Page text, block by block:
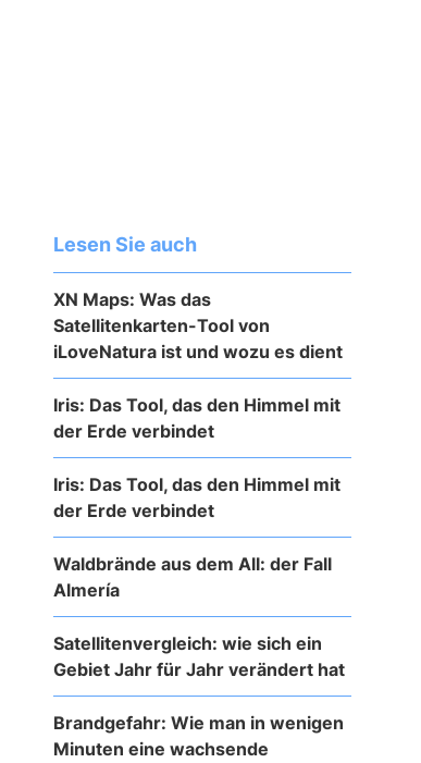
Lesen Sie auch
XN Maps: Was das
Satellitenkarten-Tool von
iLoveNatura ist und wozu es dient
Iris: Das Tool, das den Himmel mit
der Erde verbindet
Iris: Das Tool, das den Himmel mit
der Erde verbindet
Waldbrände aus dem All: der Fall
Almería
Satellitenvergleich: wie sich ein
Gebiet Jahr für Jahr verändert hat
Brandgefahr: Wie man in wenigen
Minuten eine wachsende